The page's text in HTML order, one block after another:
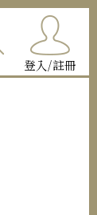
登入/註冊